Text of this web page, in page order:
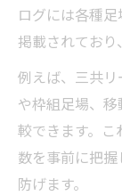
ログには各種
掲載されており
例えば、三共
や枠組足場、
較できます。
数を事前に把
防げます。